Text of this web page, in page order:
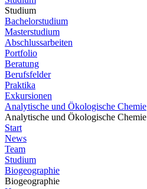
Studium
Bachelorstudium
Masterstudium
Abschlussarbeiten
Portfolio
Beratung
Berufsfelder
Praktika
Exkursionen
Analytische und Ökologische Chemie
Analytische und Ökologische Chemie
Start
News
Team
Studium
Biogeographie
Biogeographie